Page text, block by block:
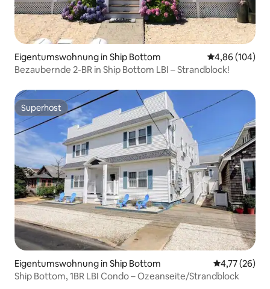
Eigentumswohnung in Ship Bottom
4,86 (104)
Bezaubernde 2-BR in Ship Bottom LBI – Strandblock!
Superhost
Superhost
Eigentumswohnung in Ship Bottom
4,77 (26)
Ship Bottom, 1BR LBI Condo – Ozeanseite/Strandblock